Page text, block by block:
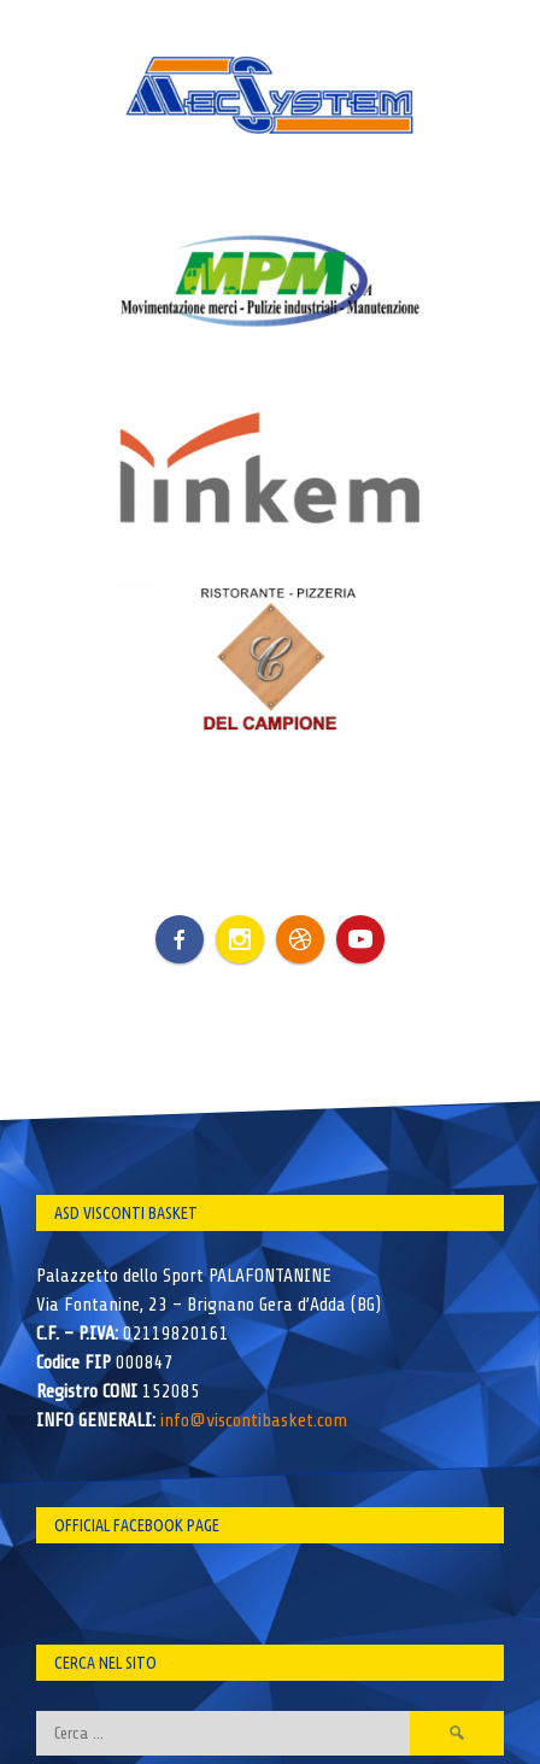
ASD VISCONTI BASKET
Palazzetto dello Sport PALAFONTANINE
Via Fontanine, 23 – Brignano Gera d’Adda (BG)
C.F. – P.IVA:02119820161
Codice FIP000847
Registro CONI 152085
INFO GENERALI: info@viscontibasket.com
OFFICIAL FACEBOOK PAGE
CERCA NEL SITO
Ricerca
per: